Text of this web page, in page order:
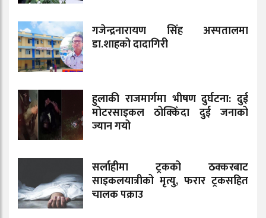
गजेन्द्रनारायण सिंह अस्पतालमा
डा.शाहको दादागिरी
हुलाकी राजमार्गमा भीषण दुर्घटना: दुई
मोटरसाइकल ठोक्किँदा दुई जनाको
ज्यान गयो
सर्लाहीमा ट्रकको ठक्करबाट
साइकलयात्रीको मृत्यु, फरार ट्रकसहित
चालक पक्राउ